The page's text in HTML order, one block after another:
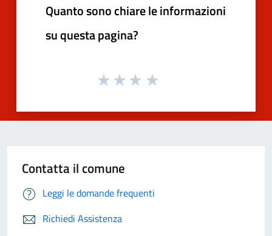
Quanto sono chiare le informazioni
su questa pagina?
Contatta il comune
Leggi le domande frequenti
Richiedi Assistenza